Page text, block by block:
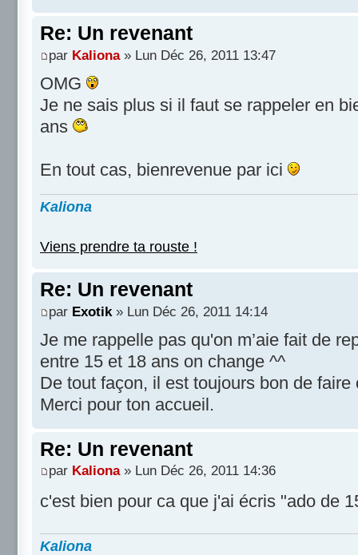
Re: Un revenant
par Kaliona» Lun Déc 26, 2011 13:47
OMG
Je ne sais plus si il faut se rappeler en
ans
En tout cas, bienrevenue par ici
Kaliona
Viens prendre ta rouste !
Re: Un revenant
par Exotik » Lun Déc 26, 2011 14:14
Je me rappelle pas qu'on m’aie fait de
entre 15 et 18 ans on change ^^
De tout façon, il est toujours bon de
Merci pour ton accueil.
Re: Un revenant
par Kaliona» Lun Déc 26, 2011 14:36
c'est bien pour ca que j'ai écris "ado de
Kaliona